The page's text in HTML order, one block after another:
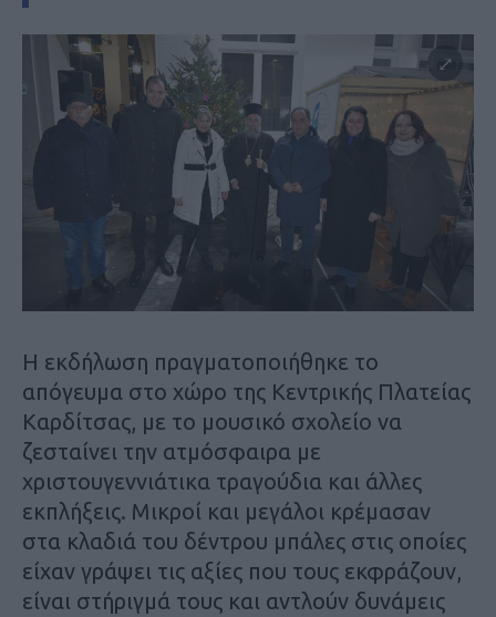
Η εκδήλωση πραγματοποιήθηκε το
απόγευμα στο χώρο της Κεντρικής Πλατείας
Καρδίτσας, με το μουσικό σχολείο να
ζεσταίνει την ατμόσφαιρα με
χριστουγεννιάτικα τραγούδια και άλλες
εκπλήξεις. Μικροί και μεγάλοι κρέμασαν
στα κλαδιά του δέντρου μπάλες στις οποίες
είχαν γράψει τις αξίες που τους εκφράζουν,
είναι στήριγμά τους και αντλούν δυνάμεις